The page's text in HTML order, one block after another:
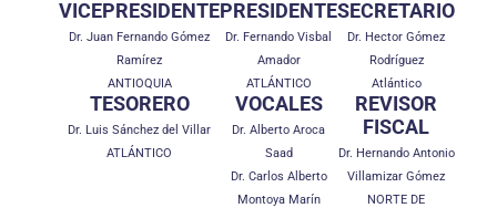
VICEPRESIDENTE
Dr. Juan Fernando Gómez
Ramírez
ANTIOQUIA
PRESIDENTE
Dr. Fernando Visbal
Amador
ATLÁNTICO
SECRETARIO
Dr. Hector Gómez
Rodríguez
Atlántico
TESORERO
Dr. Luis Sánchez del Villar
ATLÁNTICO
VOCALES
Dr. Alberto Aroca
Saad
Dr. Carlos Alberto
Montoya Marín
REVISOR
FISCAL
Dr. Hernando Antonio
Villamizar Gómez
NORTE DE